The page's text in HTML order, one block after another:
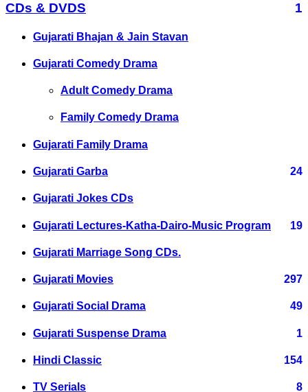
CDs & DVDS 1
Gujarati Bhajan & Jain Stavan
Gujarati Comedy Drama
Adult Comedy Drama
Family Comedy Drama
Gujarati Family Drama
Gujarati Garba 24
Gujarati Jokes CDs
Gujarati Lectures-Katha-Dairo-Music Program 19
Gujarati Marriage Song CDs.
Gujarati Movies 297
Gujarati Social Drama 49
Gujarati Suspense Drama 1
Hindi Classic 154
TV Serials 8